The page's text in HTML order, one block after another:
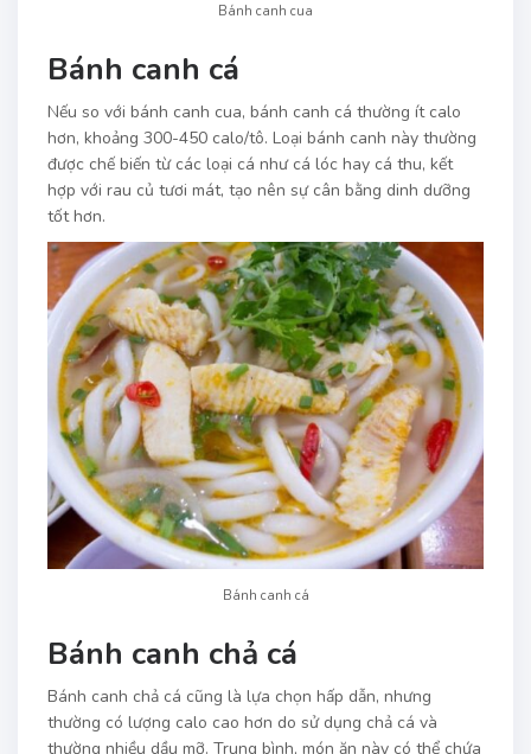
Bánh canh cua
Bánh canh cá
Nếu so với bánh canh cua, bánh canh cá thường ít calo
hơn, khoảng 300-450 calo/tô. Loại bánh canh này thường
được chế biến từ các loại cá như cá lóc hay cá thu, kết
hợp với rau củ tươi mát, tạo nên sự cân bằng dinh dưỡng
tốt hơn.
Bánh canh cá
Bánh canh chả cá
Bánh canh chả cá cũng là lựa chọn hấp dẫn, nhưng
thường có lượng calo cao hơn do sử dụng chả cá và
thường nhiều dầu mỡ. Trung bình, món ăn này có thể chứa